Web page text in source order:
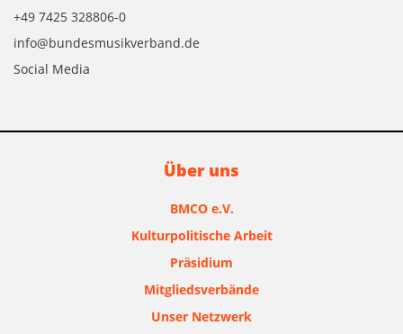
+49 7425 328806-0
info@bundesmusikverband.de
Social Media
Über uns
BMCO e.V.
Kulturpolitische Arbeit
Präsidium
Mitgliedsverbände
Unser Netzwerk